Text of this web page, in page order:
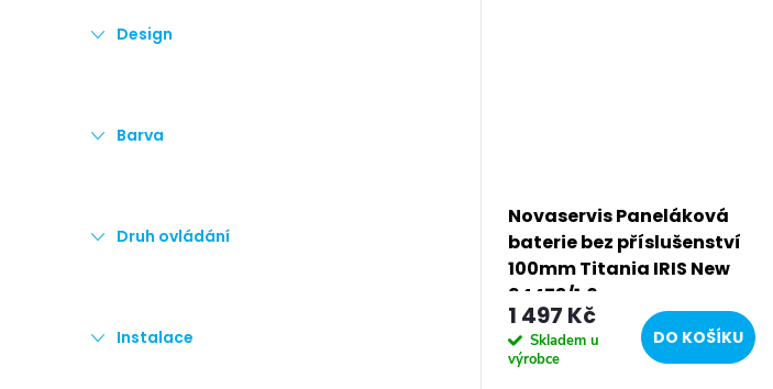
Design
Barva
Druh ovládání
Instalace
Novaservis Paneláková
baterie bez příslušenství
100mm Titania IRIS New
94473/1,0
1 497 Kč
Skladem u
výrobce
DO KOŠÍKU